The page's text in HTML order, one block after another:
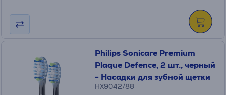
Philips Sonicare Premium
Plaque Defence, 2 шт., черный
- Насадки для зубной щетки
HX9042/88